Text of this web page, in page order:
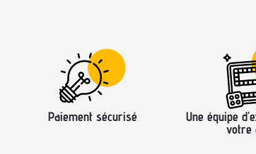
Paiement sécurisé
Une équipe
votre